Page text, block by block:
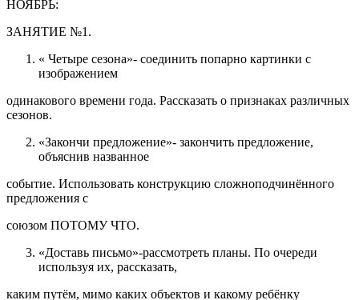
НОЯБРЬ:
ЗАНЯТИЕ №1.
« Четыре сезона»- соединить попарно картинки с
изображением
одинакового времени года. Рассказать о признаках различных
сезонов.
«Закончи предложение»- закончить предложение,
объяснив названное
событие. Использовать конструкцию сложноподчинённого
предложения с
союзом ПОТОМУ ЧТО.
«Доставь письмо»-рассмотреть планы. По очереди
используя их, рассказать,
каким путём, мимо каких объектов и какому ребёнку